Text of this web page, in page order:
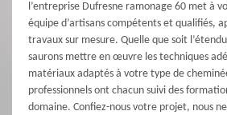
l’entreprise Dufresne ramonage 60 met à
équipe d’artisans compétents et qualifiés,
travaux sur mesure. Quelle que soit
saurons mettre en œuvre les techniques
matériaux adaptés à votre type de
professionnels ont chacun suivi des
domaine. Confiez-nous votre projet, nous